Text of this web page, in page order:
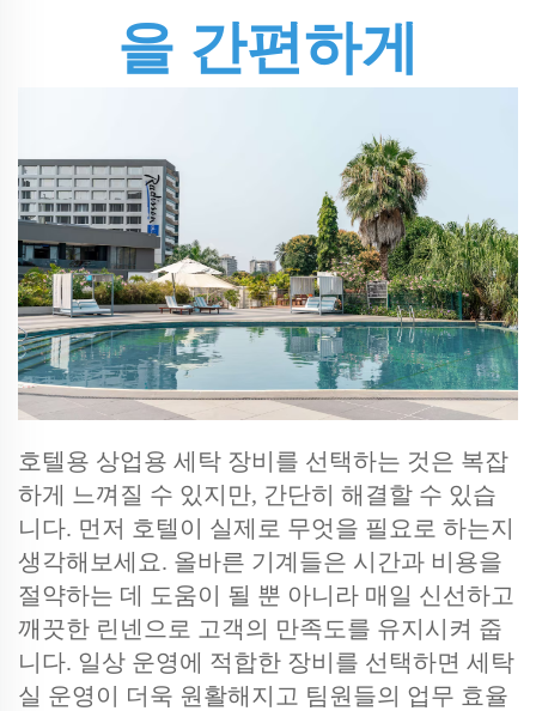
을 간편하게
호텔용 상업용 세탁 장비를 선택하는 것은 복잡
하게 느껴질 수 있지만, 간단히 해결할 수 있습
니다. 먼저 호텔이 실제로 무엇을 필요로 하는지
생각해보세요. 올바른 기계들은 시간과 비용을
절약하는 데 도움이 될 뿐 아니라 매일 신선하고
깨끗한 린넨으로 고객의 만족도를 유지시켜 줍
니다. 일상 운영에 적합한 장비를 선택하면 세탁
실 운영이 더욱 원활해지고 팀원들의 업무 효율